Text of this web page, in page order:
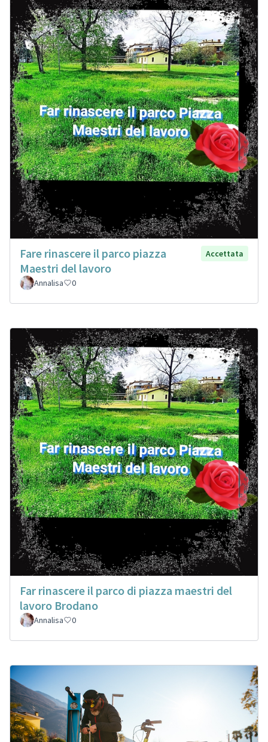
Fare rinascere il parco piazza
Maestri del lavoro
Accettata
Annalisa 0
Far rinascere il parco di piazza maestri del
lavoro Brodano
Annalisa 0